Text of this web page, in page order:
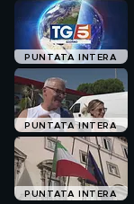
PUNTATA INTERA
PUNTATA INTERA
PUNTATA INTERA